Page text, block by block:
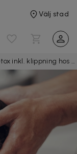
Välj stad
Scalp Detox inkl. klippning hos Monikas Hårstudio vid Globen